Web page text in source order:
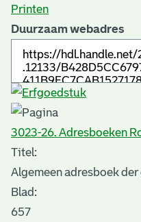
Printen
Duurzaam webadres
3023-26. Adresboeken
Titel:
Algemeen adresboek
Blad:
657